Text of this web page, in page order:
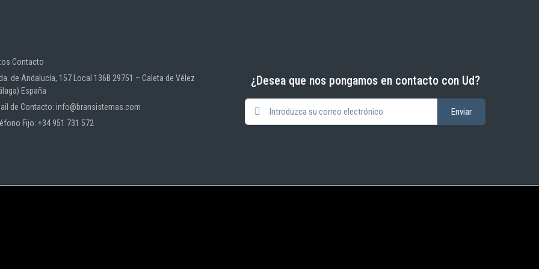
Contacto
de Andalucía, 157 Local 136B 29751 – Caleta de Vélez
España
de Contacto: info@bransistemas.com
Fijo: +34 951 731 572
¿Desea que nos pongamos en contacto con Ud?